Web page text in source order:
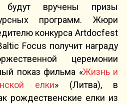
вручены призы
программ. Жюри
конкурса Artdocfest
Focus получит награду
церемонии
показ фильма «Жизнь и
елки» (Литва), в
рождественские елки из